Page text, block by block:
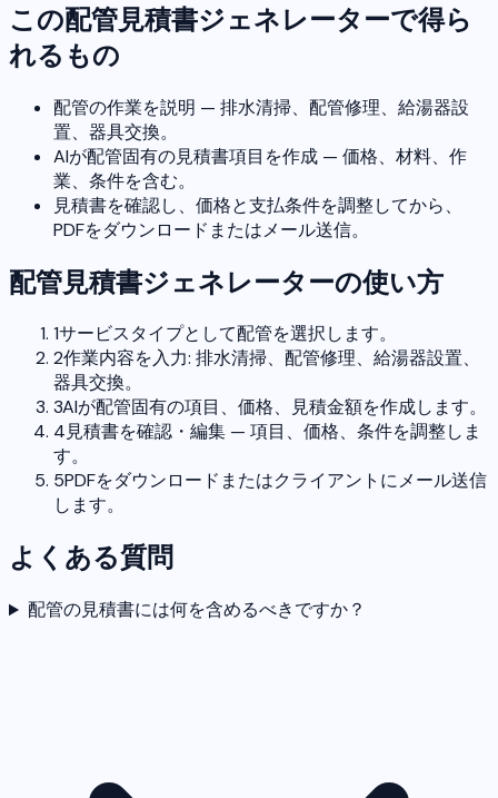
この配管見積書ジェネレーターで得ら
れるもの
配管の作業を説明 — 排水清掃、配管修理、給湯器設
置、器具交換。
AIが配管固有の見積書項目を作成 — 価格、材料、作
業、条件を含む。
見積書を確認し、価格と支払条件を調整してから、
PDFをダウンロードまたはメール送信。
配管見積書ジェネレーターの使い方
1サービスタイプとして配管を選択します。
2作業内容を入力: 排水清掃、配管修理、給湯器設置、
器具交換。
3AIが配管固有の項目、価格、見積金額を作成します。
4見積書を確認・編集 — 項目、価格、条件を調整しま
す。
5PDFをダウンロードまたはクライアントにメール送信
します。
よくある質問
配管の見積書には何を含めるべきですか？